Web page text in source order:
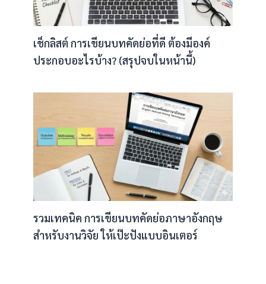
เช็กลิสต์ การเขียนบทคัดย่อที่ดี ต้องมีองค์
ประกอบอะไรบ้าง? (สรุปจบในหน้านี้)
รวมเทคนิค การเขียนบทคัดย่อภาษาอังกฤษ
สำหรับงานวิจัย ให้เป๊ะปังแบบอินเตอร์